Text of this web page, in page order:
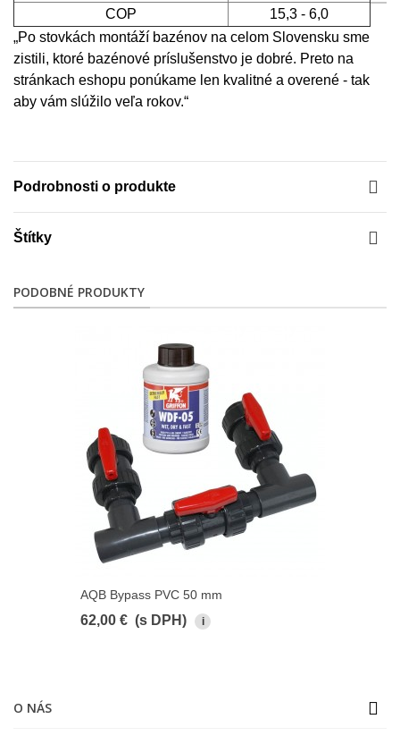
COP
15,3 - 6,0
„Po stovkách montáží bazénov na celom Slovensku sme
zistili, ktoré bazénové príslušenstvo je dobré. Preto na
stránkach eshopu ponúkame len kvalitné a overené - tak
aby vám slúžilo veľa rokov.“
Podrobnosti o produkte
Štítky
PODOBNÉ PRODUKTY
AQB Bypass PVC 50 mm
62,00 € (s DPH) i
O NÁS